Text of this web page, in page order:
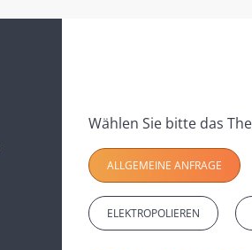
ALLGEMEINE ANFRAGE
ELEKTROPOLIEREN